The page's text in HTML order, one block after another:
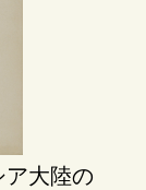
ア大陸の